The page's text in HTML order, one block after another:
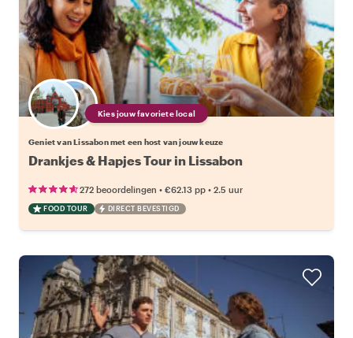
Kies jouw favoriete local
Geniet van Lissabon met een host van jouw keuze
Drankjes & Hapjes Tour in Lissabon
272 beoordelingen • €62.13 pp • 2.5 uur
FOOD TOUR DIRECT BEVESTIGD